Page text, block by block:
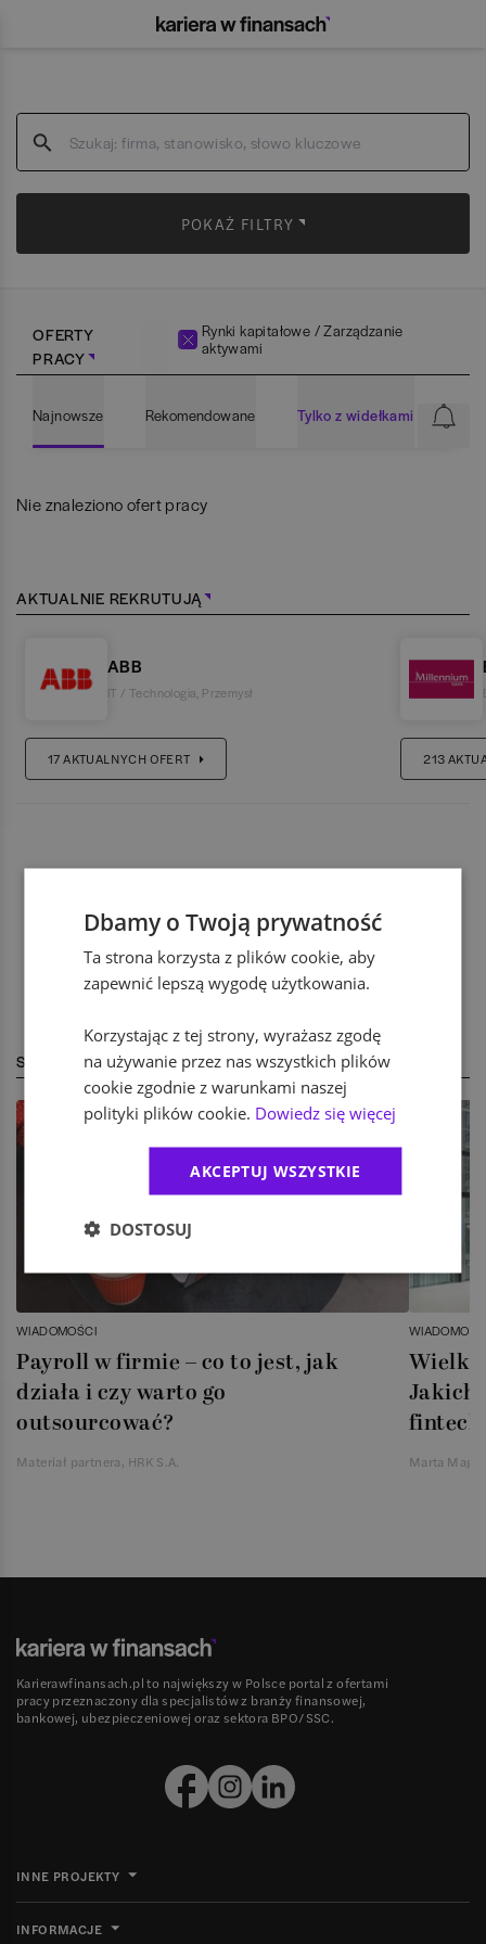
POKAŻ FILTRY
OFERTY
PRACY
Rynki kapitałowe / Zarządzanie
aktywami
Najnowsze Rekomendowane Tylko z widełkami
Nie znaleziono ofert pracy
AKTUALNIE REKRUTUJĄ
ABB
IT / Technologia Przemysł
17AKTUALNYCH OFERT 213
STREFA EKSPERTA
WIADOMOŚCI
Payroll w firmie – co to jest, jak
działa i czy warto go
outsourcować?
Materiał partnera, HRK S.A.
Jakich
Marta
Karierawfinansach.pl to największy w Polsce portal z ofertami
pracy przeznaczony dla specjalistów z branży finansowej,
bankowej, ubezpieczeniowej oraz sektora BPO/SSC.
INNE PROJEKTY
INFORMACJE
Dbamy o Twoją prywatność
Ta strona korzysta z plików cookie, aby
zapewnić lepszą wygodę użytkowania.
Korzystając z tej strony, wyrażasz zgodę
na używanie przez nas wszystkich plików
cookie zgodnie z warunkami naszej
polityki plików cookie. Dowiedz się więcej
AKCEPTUJ WSZYSTKIE
DOSTOSUJ